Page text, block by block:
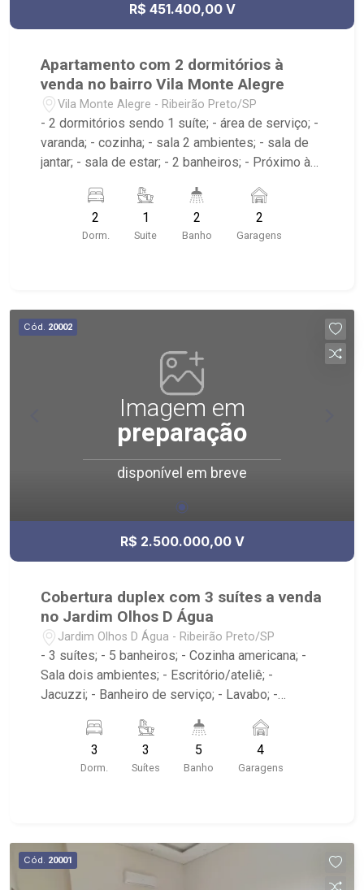
R$ 451.400,00 V
Apartamento com 2 dormitórios à
venda no bairro Vila Monte Alegre
Vila Monte Alegre - Ribeirão Preto/SP
- 2 dormitórios sendo 1 suíte; - área de serviço; -
varanda; - cozinha; - sala 2 ambientes; - sala de
jantar; - sala de estar; - 2 banheiros; - Próximo à
Condomínio com roof top (piscina, academia
entre outros);
2
Dorm.
1
Suite
2
Banho
2
Garagens
Cód. 20002
Imagem em
preparação
disponível em breve
R$ 2.500.000,00 V
Cobertura duplex com 3 suítes a venda
no Jardim Olhos D Água
Jardim Olhos D Água - Ribeirão Preto/SP
- 3 suítes; - 5 banheiros; - Cozinha americana; -
Sala dois ambientes; - Escritório/ateliê; -
Jacuzzi; - Banheiro de serviço; - Lavabo; -
com elevador; - Condomínio com portaria 24h,
piscina, academia, salão de festas e playground;.
- Localizado na Avenida Professor João Fiusa,
3
Dorm.
3
Suítes
5
Banho
4
Garagens
Cód. 20001